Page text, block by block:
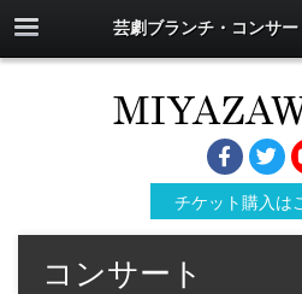
芸劇ブランチ・コンサ
チケット購入は
コンサート